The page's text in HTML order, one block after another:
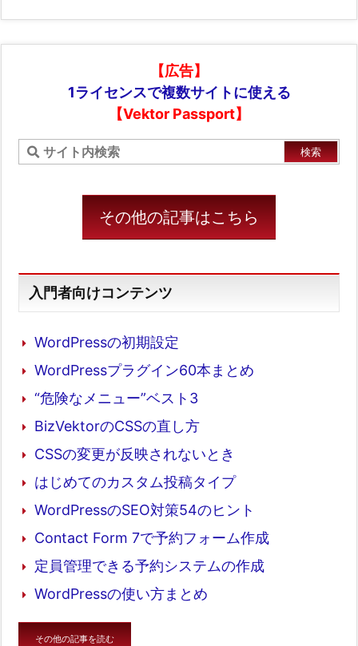
【広告】
1ライセンスで複数サイトに使える
【Vektor Passport】
その他の記事はこちら
入門者向けコンテンツ
WordPressの初期設定
WordPressプラグイン60本まとめ
“危険なメニュー”ベスト3
BizVektorのCSSの直し方
CSSの変更が反映されないとき
はじめてのカスタム投稿タイプ
WordPressのSEO対策54のヒント
Contact Form 7で予約フォーム作成
定員管理できる予約システムの作成
WordPressの使い方まとめ
その他の記事を読む